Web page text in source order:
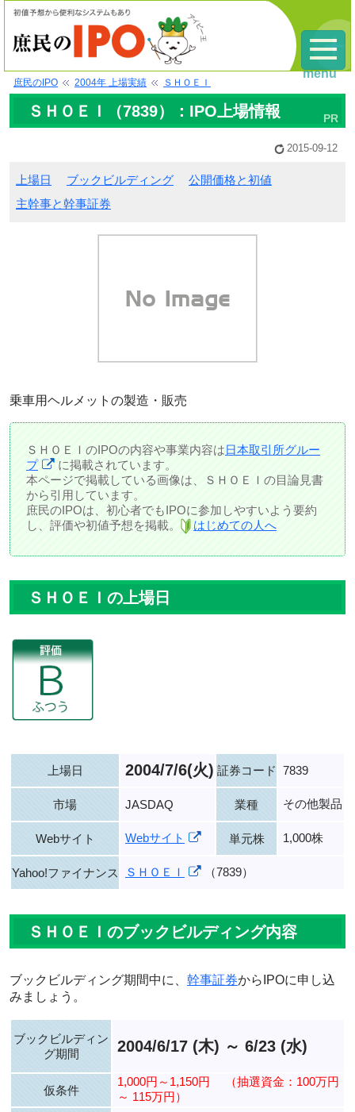
庶民のIPO 2004年 上場実績 ＳＨＯＥＩ
ＳＨＯＥＩ（7839）：IPO上場情報
2015-09-12
上場日 ブックビルディング
公開価格と初値
主幹事と幹事証券
乗車用ヘルメットの製造・販売
ＳＨＯＥＩのIPOの内容や事業内容は日本取引所グルー
プ
に掲載されています。
本ページで掲載している画像は、ＳＨＯＥＩの目論見書
から引用しています。
庶民のIPOは、初心者でもIPOに参加しやすいよう要約
し、評価や初値予想を掲載。
はじめての人へ
ＳＨＯＥＩの上場日
上場日 2004/7/6(火) 証券コード 7839
市場 JASDAQ 業種 その他製品
Webサイト Webサイト 単元株 1,000株
Yahoo!ファイナンス ＳＨＯＥＩ （7839）
ＳＨＯＥＩのブックビルディング内容
ブックビルディング期間中に、 幹事証券からIPOに申し込
みましょう。
ブックビルディン
グ期間
2004/6/17 (木) ～ 6/23 (水)
仮条件
1,000円～1,150円
（抽選資金：100万円
～ 115万円）
menu